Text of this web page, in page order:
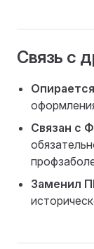
Связь с
Связан с
Заменил